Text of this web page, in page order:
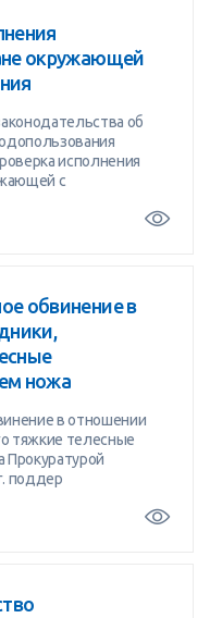
окружающей
об
исполнения
с
обвинение в
ножа
в отношении
тяжкие телесные
поддер